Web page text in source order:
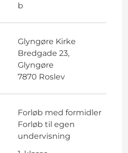
b
Glyngøre Kirke
Bredgade 23,
Glyngøre
7870 Roslev
Forløb med formidler
Forløb til egen
undervisning